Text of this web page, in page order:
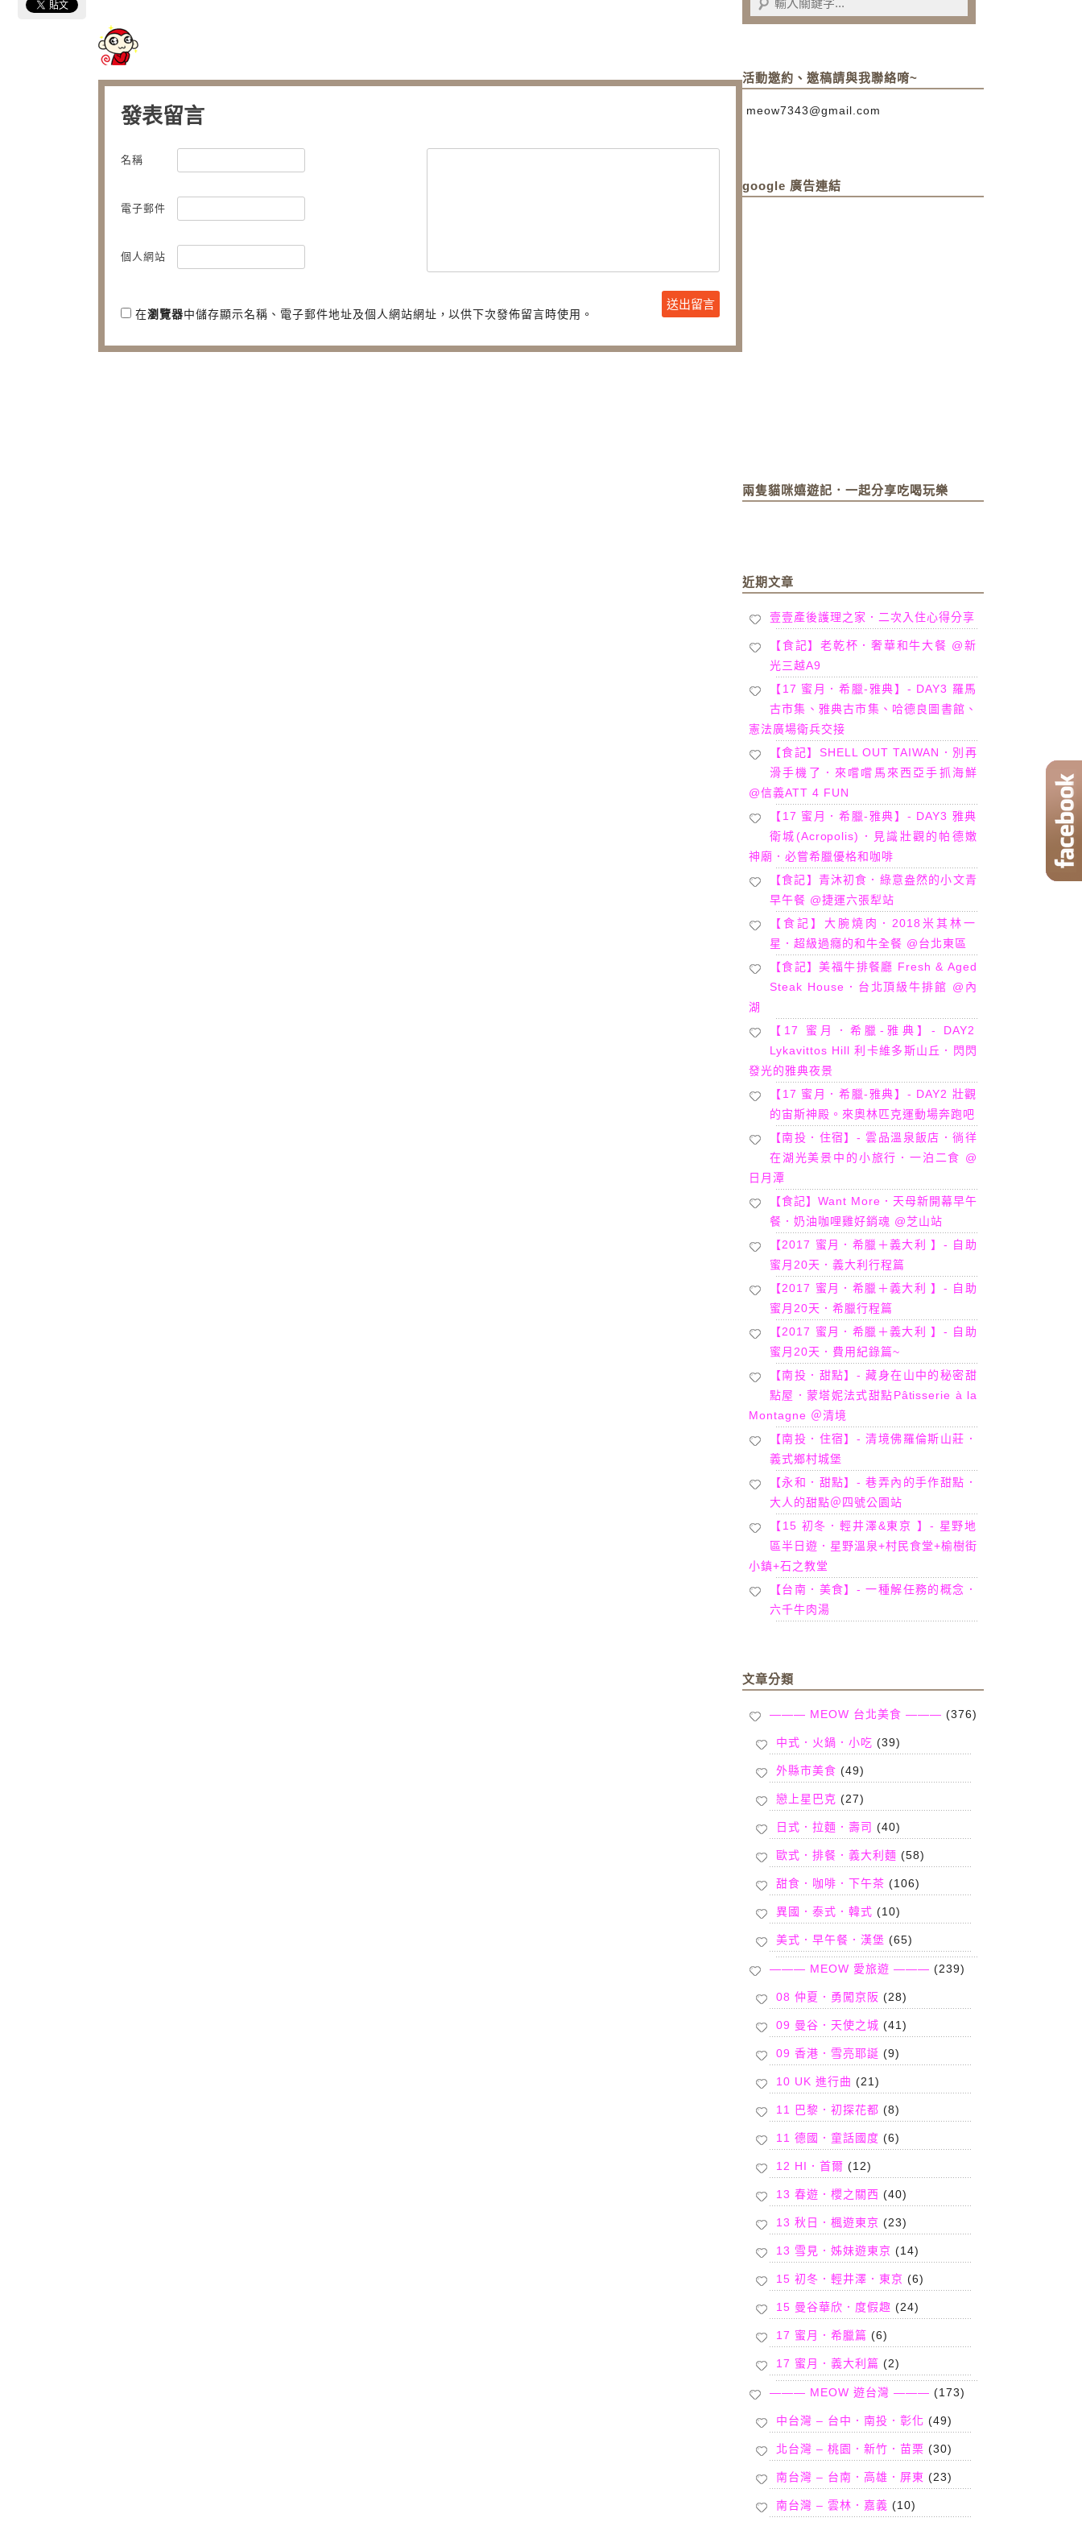
發表留言
名稱
電子郵件
個人網站
在瀏覽器中儲存顯示名稱、電子郵件地址及個人網站網址，以供下次發佈留言時使用。
活動邀約、邀稿請與我聯絡唷~
meow7343@gmail.com
google 廣告連結
兩隻貓咪嬉遊記．一起分享吃喝玩樂
近期文章
壹壹產後護理之家．二次入住心得分享
【食記】老乾杯．奢華和牛大餐 @新
光三越A9
【17 蜜月．希臘-雅典】- DAY3 羅馬
古市集、雅典古市集、哈德良圖書館、
憲法廣場衛兵交接
【食記】SHELL OUT TAIWAN．別再
滑手機了．來嚐嚐馬來西亞手抓海鮮
@信義ATT 4 FUN
【17 蜜月．希臘-雅典】- DAY3 雅典
衛城(Acropolis)．見識壯觀的帕德嫩
神廟．必嘗希臘優格和咖啡
【食記】青沐初食．綠意盎然的小文青
早午餐 @捷運六張犁站
【食記】大腕燒肉．2018米其林一
星．超級過癮的和牛全餐 @台北東區
【食記】美福牛排餐廳 Fresh & Aged
Steak House．台北頂級牛排館 @內
湖
【17 蜜月．希臘-雅典】- DAY2
Lykavittos Hill 利卡維多斯山丘．閃閃
發光的雅典夜景
【17 蜜月．希臘-雅典】- DAY2 壯觀
的宙斯神殿。來奧林匹克運動場奔跑吧
【南投．住宿】- 雲品溫泉飯店．徜徉
在湖光美景中的小旅行．一泊二食 @
日月潭
【食記】Want More．天母新開幕早午
餐．奶油咖哩雞好銷魂 @芝山站
【2017 蜜月．希臘＋義大利 】- 自助
蜜月20天．義大利行程篇
【2017 蜜月．希臘＋義大利 】- 自助
蜜月20天．希臘行程篇
【2017 蜜月．希臘＋義大利 】- 自助
蜜月20天．費用紀錄篇~
【南投．甜點】- 藏身在山中的秘密甜
點屋．蒙塔妮法式甜點Pâtisserie à la
Montagne ＠清境
【南投．住宿】- 清境佛羅倫斯山莊．
義式鄉村城堡
【永和．甜點】- 巷弄內的手作甜點．
大人的甜點＠四號公園站
【15 初冬．輕井澤&東京 】- 星野地
區半日遊．星野溫泉+村民食堂+榆樹街
小鎮+石之教堂
【台南．美食】- 一種解任務的概念．
六千牛肉湯
文章分類
——— MEOW 台北美食 ——— (376)
中式．火鍋．小吃 (39)
外縣市美食 (49)
戀上星巴克 (27)
日式．拉麵．壽司 (40)
歐式．排餐．義大利麵 (58)
甜食．咖啡．下午茶 (106)
異國．泰式．韓式 (10)
美式．早午餐．漢堡 (65)
——— MEOW 愛旅遊 ——— (239)
08 仲夏．勇闖京阪 (28)
09 曼谷．天使之城 (41)
09 香港．雪亮耶誕 (9)
10 UK 進行曲 (21)
11 巴黎．初探花都 (8)
11 德國．童話國度 (6)
12 HI．首爾 (12)
13 春遊．櫻之關西 (40)
13 秋日．楓遊東京 (23)
13 雪見．姊妹遊東京 (14)
15 初冬．輕井澤．東京 (6)
15 曼谷華欣．度假趣 (24)
17 蜜月．希臘篇 (6)
17 蜜月．義大利篇 (2)
——— MEOW 遊台灣 ——— (173)
中台灣 – 台中．南投．彰化 (49)
北台灣 – 桃園．新竹．苗栗 (30)
南台灣 – 台南．高雄．屏東 (23)
南台灣 – 雲林．嘉義 (10)